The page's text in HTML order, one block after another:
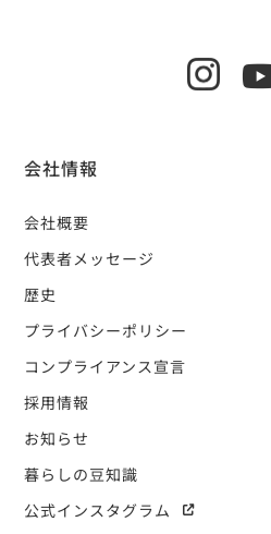
会社情報
会社概要
代表者メッセージ
歴史
プライバシーポリシー
コンプライアンス宣言
採用情報
お知らせ
暮らしの豆知識
公式インスタグラム